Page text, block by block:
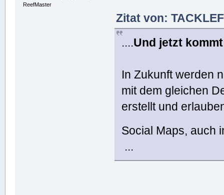
ReefMaster
Zitat von:
....Und jetzt
In Zukunft werden
mit dem gleichen
erstellt und
Social Maps, auch
...